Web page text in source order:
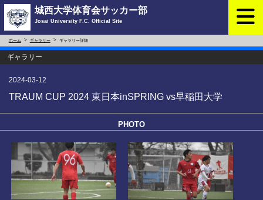
城西大学体育会サッカー部
Josai University F.C. Official Site
ホーム ギャラリー ギャラリー詳細
ギャラリー
2024-03-12
TRAUM CUP 2024 東日本inSPRING vs早稲田大学
PHOTO